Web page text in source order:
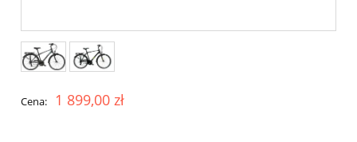
Cena: 1 899,00 zł